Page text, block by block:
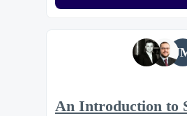
An Introduction to